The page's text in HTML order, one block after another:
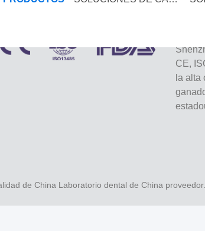
CE,
la alta
de China Laboratorio dental de China